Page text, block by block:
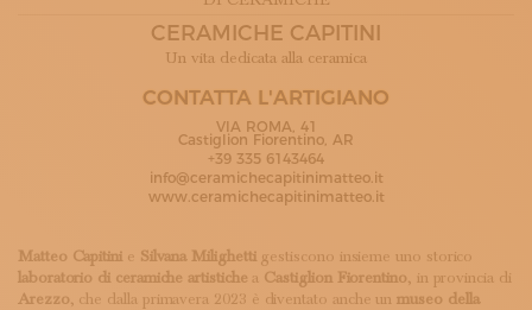
ISCRIVITI ALLA NEWSLETTER
TUTTI I CONTENUTI
CERAMICHE CAPITINI
Un vita dedicata alla ceramica
CONTATTA L'ARTIGIANO
VIA ROMA, 41
Castiglion Fiorentino, AR
+39 335 6143464
info@ceramichecapitinimatteo.it
www.ceramichecapitinimatteo.it
Matteo Capitinie Silvana Milighettigestiscono insieme uno storico
laboratorio di ceramiche artistiche a Castiglion Fiorentino, in provincia di
Arezzo, che dalla primavera 2023 è diventato anche unmuseo della